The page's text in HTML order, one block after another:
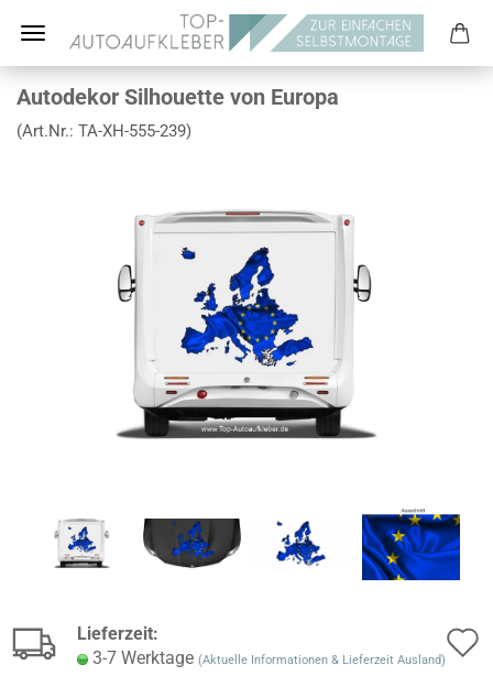
Autodekor Silhouette von Europa
(Art.Nr.: TA-XH-555-239)
Lieferzeit:
3-7 Werktage (Aktuelle Informationen & Lieferzeit Ausland)